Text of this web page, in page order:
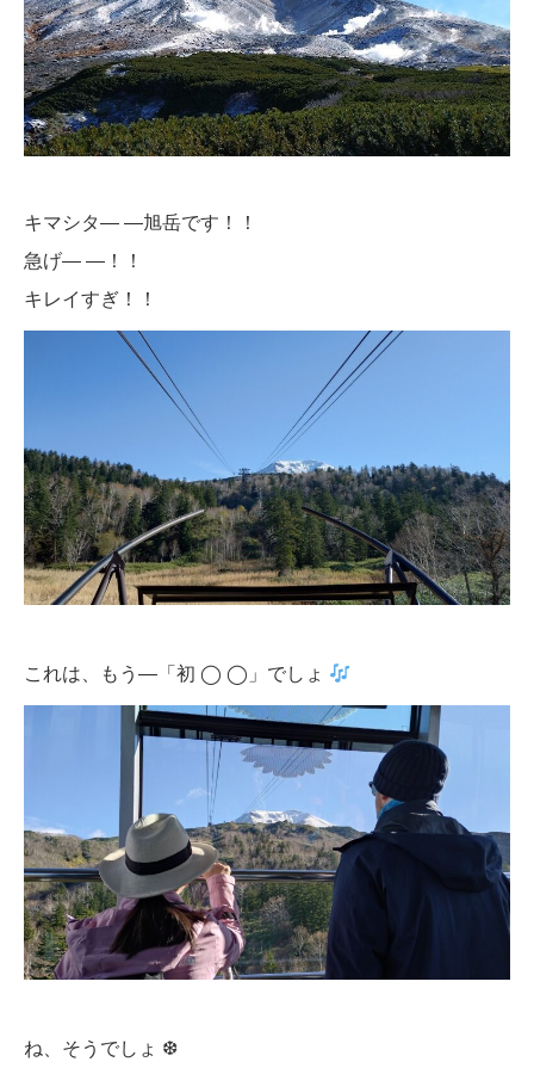
キマシタ― ―旭岳です！！
急げ― ―！！
キレイすぎ！！
これは、もう―「初 ◯ ◯」でしょ
ね、そうでしょ ❆